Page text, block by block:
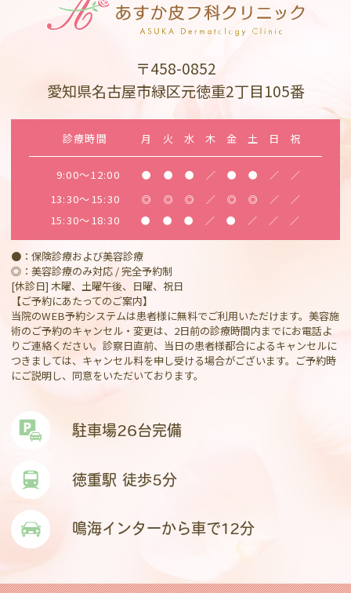
〒458-0852
愛知県名古屋市緑区元徳重2丁目105番
診療時間 月 火 水 木 金 土 日 祝
9:00～12:00 ● ● ● ／ ● ● ／ ／
13:30～15:30 ◎ ◎ ◎ ／ ◎ ◎ ／ ／
15:30～18:30 ● ● ● ／ ● ／ ／ ／
●：保険診療および美容診療
◎：美容診療のみ対応 / 完全予約制
[休診日] 木曜、土曜午後、日曜、祝日
【ご予約にあたってのご案内】
当院のWEB予約システムは患者様に無料でご利用いただけます。美容施
術のご予約のキャンセル・変更は、2日前の診療時間内までにお電話よ
りご連絡ください。診察日直前、当日の患者様都合によるキャンセルに
つきましては、キャンセル料を申し受ける場合がございます。ご予約時
にご説明し、同意をいただいております。
駐車場26台完備
徳重駅 徒歩5分
鳴海インターから車で12分